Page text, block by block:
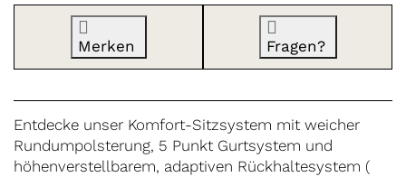
Merken Fragen?
Entdecke unser Komfort-Sitzsystem mit weicher
Rundumpolsterung, 5 Punkt Gurtsystem und
höhenverstellbarem, adaptiven Rückhaltesystem (